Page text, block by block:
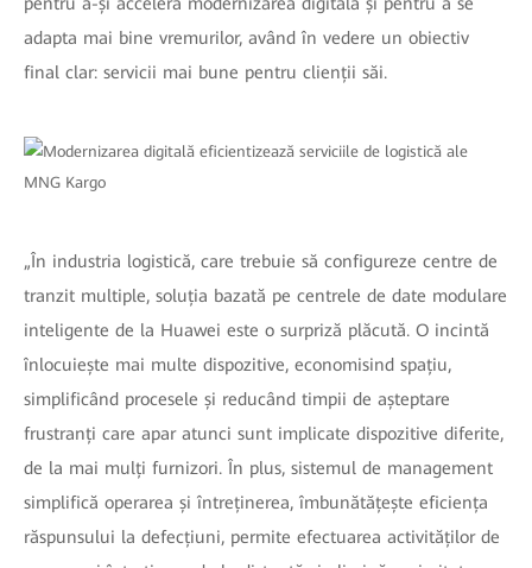
adapta mai bine vremurilor, având în vedere un obiectiv
final clar: servicii mai bune pentru clienții săi.
„În industria logistică, care trebuie să configureze centre de
tranzit multiple, soluția bazată pe centrele de date modulare
inteligente de la Huawei este o surpriză plăcută. O incintă
înlocuiește mai multe dispozitive, economisind spațiu,
simplificând procesele și reducând timpii de așteptare
frustranți care apar atunci sunt implicate dispozitive diferite,
de la mai mulți furnizori. În plus, sistemul de management
simplifică operarea și întreținerea, îmbunătățește eficiența
răspunsului la defecțiuni, permite efectuarea activităților de